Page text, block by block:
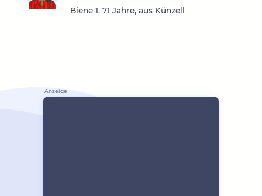
Biene 1, 71 Jahre, aus Künzell